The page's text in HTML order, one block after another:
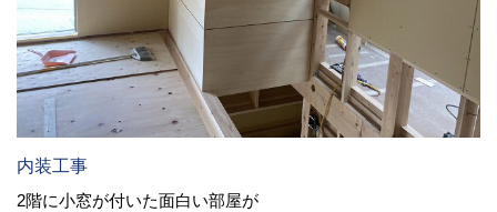
内装工事
2階に小窓が付いた面白い部屋が